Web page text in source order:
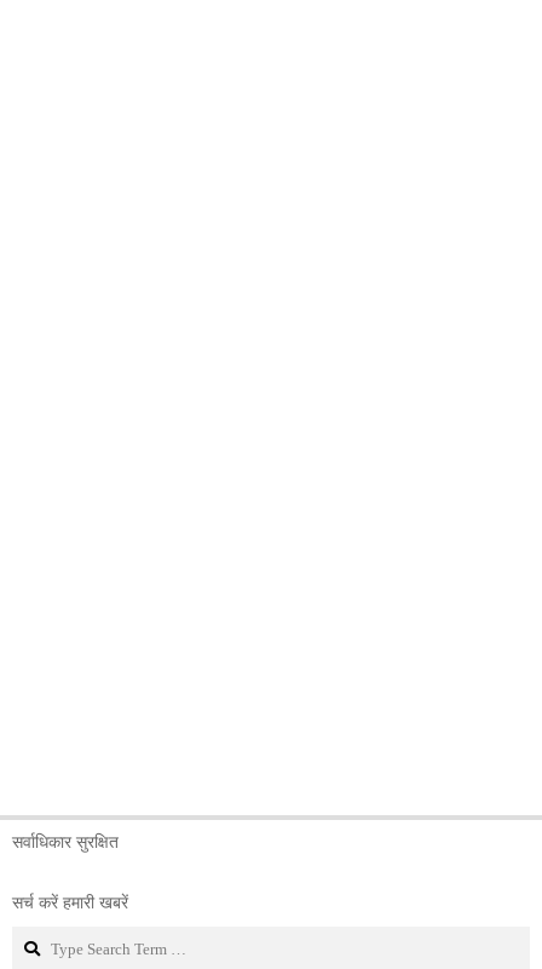
सर्वाधिकार सुरक्षित
सर्च करें हमारी खबरें